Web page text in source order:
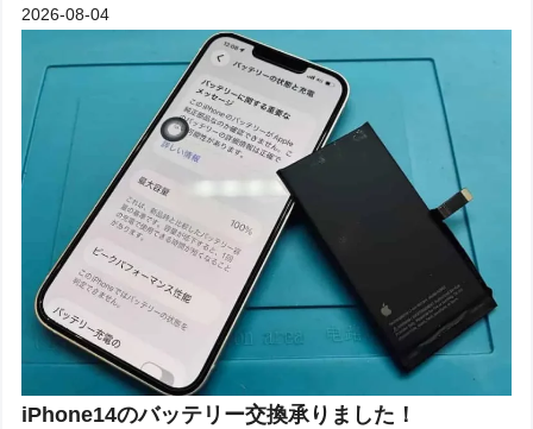
2026-08-04
iPhone14のバッテリー交換承りました！